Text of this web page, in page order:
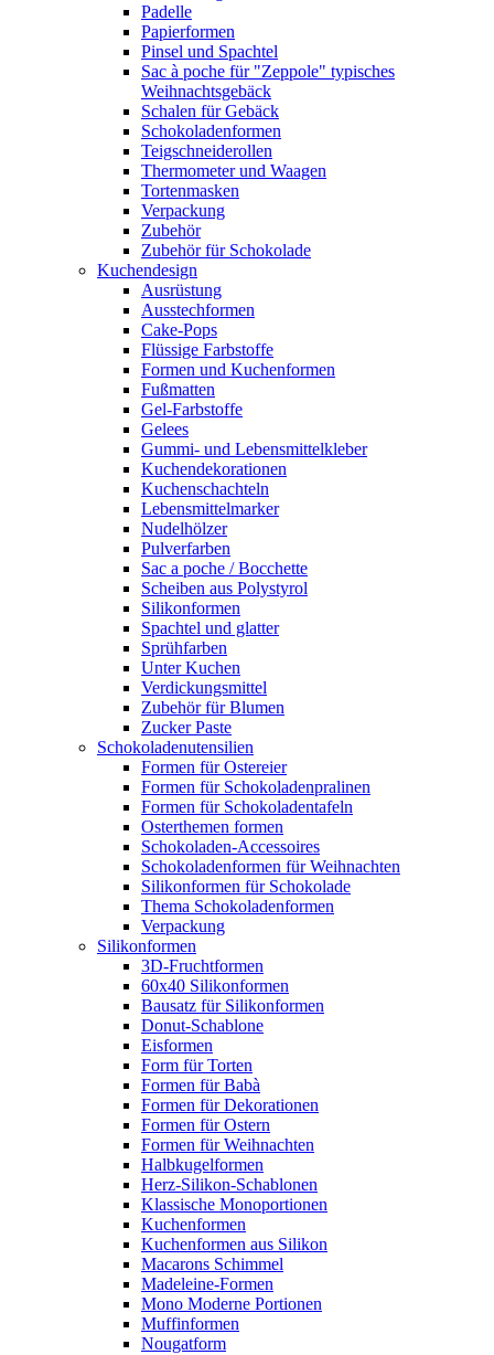
Padelle
Papierformen
Pinsel und Spachtel
Sac à poche für "Zeppole" typisches
Weihnachtsgebäck
Schalen für Gebäck
Schokoladenformen
Teigschneiderollen
Thermometer und Waagen
Tortenmasken
Verpackung
Zubehör
Zubehör für Schokolade
Kuchendesign
Ausrüstung
Ausstechformen
Cake-Pops
Flüssige Farbstoffe
Formen und Kuchenformen
Fußmatten
Gel-Farbstoffe
Gelees
Gummi- und Lebensmittelkleber
Kuchendekorationen
Kuchenschachteln
Lebensmittelmarker
Nudelhölzer
Pulverfarben
Sac a poche / Bocchette
Scheiben aus Polystyrol
Silikonformen
Spachtel und glatter
Sprühfarben
Unter Kuchen
Verdickungsmittel
Zubehör für Blumen
Zucker Paste
Schokoladenutensilien
Formen für Ostereier
Formen für Schokoladenpralinen
Formen für Schokoladentafeln
Osterthemen formen
Schokoladen-Accessoires
Schokoladenformen für Weihnachten
Silikonformen für Schokolade
Thema Schokoladenformen
Verpackung
Silikonformen
3D-Fruchtformen
60x40 Silikonformen
Bausatz für Silikonformen
Donut-Schablone
Eisformen
Form für Torten
Formen für Babà
Formen für Dekorationen
Formen für Ostern
Formen für Weihnachten
Halbkugelformen
Herz-Silikon-Schablonen
Klassische Monoportionen
Kuchenformen
Kuchenformen aus Silikon
Macarons Schimmel
Madeleine-Formen
Mono Moderne Portionen
Muffinformen
Nougatform